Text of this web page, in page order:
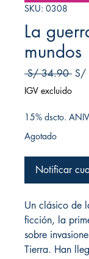
SKU: 0308
La
mundos
S/ 34.90 S/
IGV excluido
15% dscto.
Agotado
Notificar
Un clásico de
ficción, la
sobre
Tierra. Han